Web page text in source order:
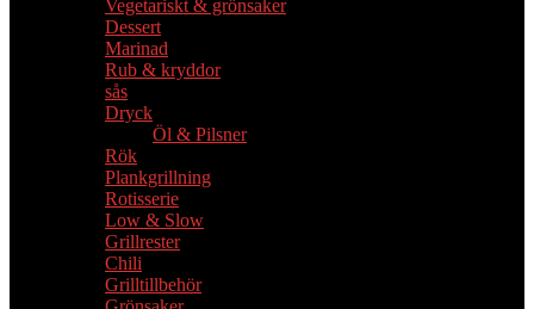
Vegetariskt & grönsaker
Dessert
Marinad
Rub & kryddor
sås
Dryck
Öl & Pilsner
Rök
Plankgrillning
Rotisserie
Low & Slow
Grillrester
Chili
Grilltillbehör